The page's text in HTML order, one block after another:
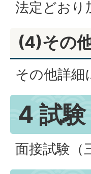
法定どおり
(4)その
その他詳細
4 試験
面接試験（